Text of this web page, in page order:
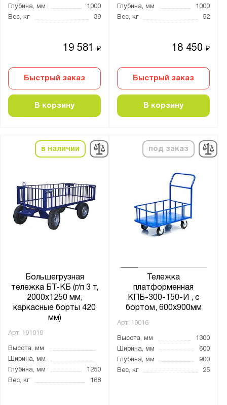
Глубина, мм
1000
Вес, кг
39
19 581₽
Быстрый заказ
В корзину
Глубина, мм
1000
Вес, кг
52
18 450₽
Быстрый заказ
В корзину
в наличии
Большегрузная
тележка БТ-КБ (г/п 3 т,
2000x1250 мм,
каркасные борты 420
мм)
Арт. 191019
Высота, мм
Ширина, мм
Глубина, мм
1250
Вес, кг
168
под заказ
Тележка
платформенная
КПБ-300-150-И , с
бортом, 600х900мм
Арт. 19016
Высота, мм
1300
Ширина, мм
600
Глубина, мм
900
Вес, кг
25
900x600
1000x600
1000x700
1800x800
2500x1250
3000x1250
Общая высота тележки, мм:
Высота ручки, мм:
от до
Поворотная ось